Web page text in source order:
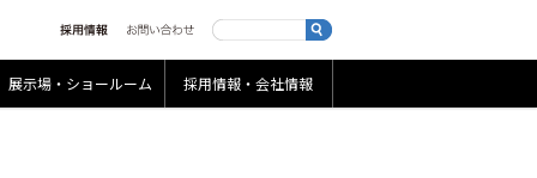
展示場・ショールーム 採用情報・会社情報